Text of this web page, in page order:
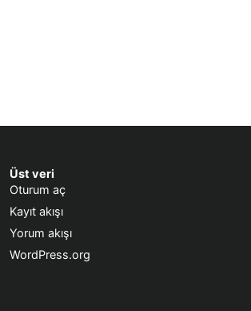
Üst veri
Oturum aç
Kayıt akışı
Yorum akışı
WordPress.org